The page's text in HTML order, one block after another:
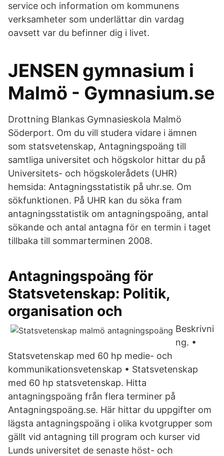
service och information om kommunens
verksamheter som underlättar din vardag
oavsett var du befinner dig i livet.
JENSEN gymnasium i
Malmö - Gymnasium.se
Drottning Blankas Gymnasieskola Malmö
Söderport. Om du vill studera vidare i ämnen
som statsvetenskap, Antagningspoäng till
samtliga universitet och högskolor hittar du på
Universitets- och högskolerådets (UHR)
hemsida: Antagningsstatistik på uhr.se. Om
sökfunktionen. På UHR kan du söka fram
antagningsstatistik om antagningspoäng, antal
sökande och antal antagna för en termin i taget
tillbaka till sommarterminen 2008.
Antagningspoäng för
Statsvetenskap: Politik,
organisation och
Beskrivni
ng. •
Statsvetenskap med 60 hp medie- och
kommunikationsvetenskap • Statsvetenskap
med 60 hp statsvetenskap. Hitta
antagningspoäng från flera terminer på
Antagningspoäng.se. Här hittar du uppgifter om
lägsta antagningspoäng i olika kvotgrupper som
gällt vid antagning till program och kurser vid
Lunds universitet de senaste höst- och